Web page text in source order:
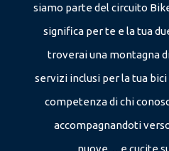
siamo parte del circuito
significa per te e la tua
troverai una montagna
servizi inclusi per la tua
competenza di chi
accompagnandoti
nuove… e cucite